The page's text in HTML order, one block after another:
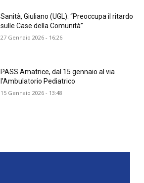
Sanità, Giuliano (UGL): “Preoccupa il ritardo
sulle Case della Comunità”
27 Gennaio 2026 - 16:26
PASS Amatrice, dal 15 gennaio al via
l’Ambulatorio Pediatrico
15 Gennaio 2026 - 13:48